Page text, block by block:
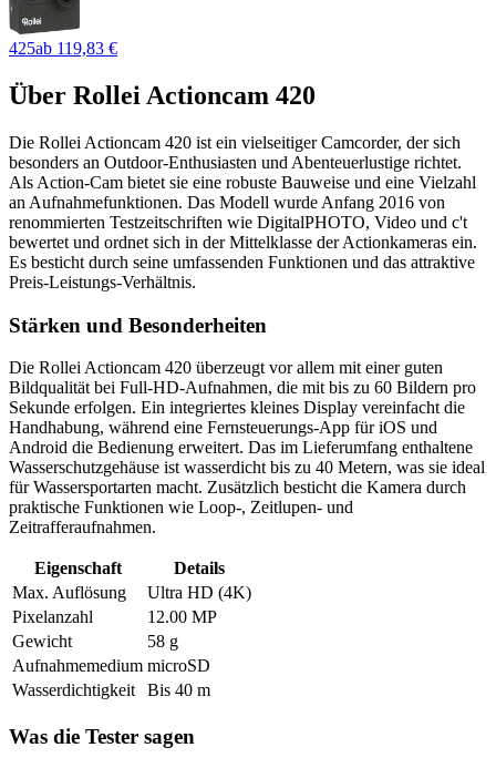
425ab 119,83 €
Über Rollei Actioncam 420
Die Rollei Actioncam 420 ist ein vielseitiger Camcorder, der sich
besonders an Outdoor-Enthusiasten und Abenteuerlustige richtet.
Als Action-Cam bietet sie eine robuste Bauweise und eine Vielzahl
an Aufnahmefunktionen. Das Modell wurde Anfang 2016 von
renommierten Testzeitschriften wie DigitalPHOTO, Video und c't
bewertet und ordnet sich in der Mittelklasse der Actionkameras ein.
Es besticht durch seine umfassenden Funktionen und das attraktive
Preis-Leistungs-Verhältnis.
Stärken und Besonderheiten
Die Rollei Actioncam 420 überzeugt vor allem mit einer guten
Bildqualität bei Full-HD-Aufnahmen, die mit bis zu 60 Bildern pro
Sekunde erfolgen. Ein integriertes kleines Display vereinfacht die
Handhabung, während eine Fernsteuerungs-App für iOS und
Android die Bedienung erweitert. Das im Lieferumfang enthaltene
Wasserschutzgehäuse ist wasserdicht bis zu 40 Metern, was sie ideal
für Wassersportarten macht. Zusätzlich besticht die Kamera durch
praktische Funktionen wie Loop-, Zeitlupen- und
Zeitrafferaufnahmen.
Eigenschaft
Details
Max. Auflösung
Ultra HD (4K)
Pixelanzahl
12.00 MP
Gewicht
58 g
Aufnahmemedium microSD
Wasserdichtigkeit
Bis 40 m
Was die Tester sagen